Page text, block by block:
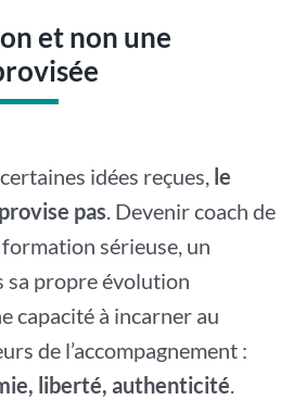
et non une
idées reçues, le
pas. Devenir coach de
sérieuse, un
sa propre évolution
capacité à incarner au
de l’accompagnement :
liberté, authenticité.